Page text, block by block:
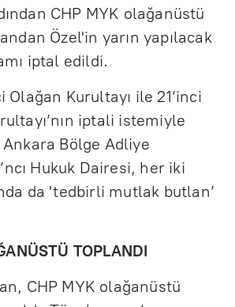
CHP MYK olağanüstü
Özel'in yarın yapılacak
iptal edildi.
Olağan Kurultayı ile 21’inci
iptali istemiyle
Ankara Bölge Adliye
Hukuk Dairesi, her iki
da 'tedbirli mutlak butlan’
TOPLANDI
CHP MYK olağanüstü